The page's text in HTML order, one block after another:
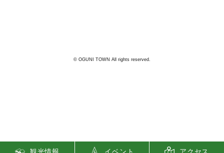
© OGUNI TOWN All rights reserved.